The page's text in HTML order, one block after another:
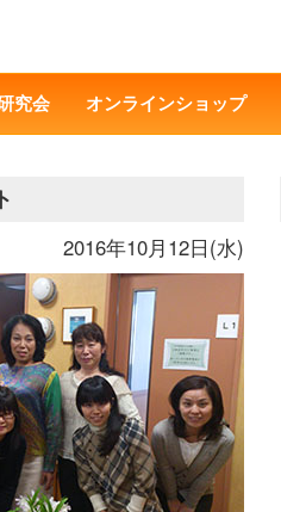
究会 オンラインショップ
2016年10月12日(水)